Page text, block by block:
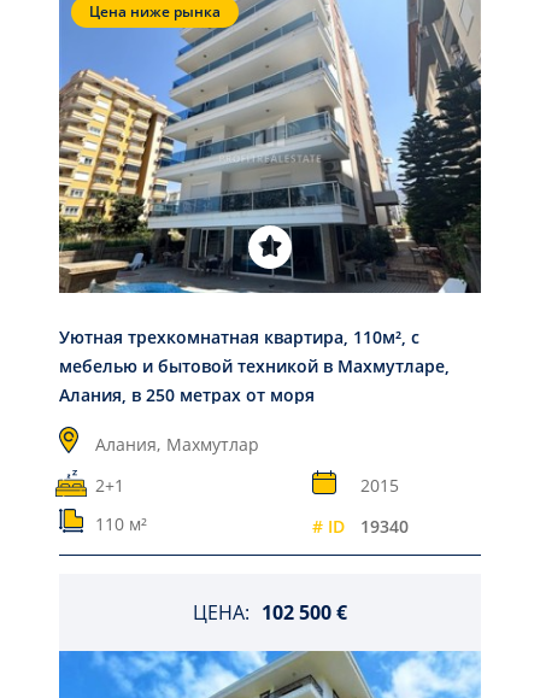
Цена ниже рынка
Уютная трехкомнатная квартира, 110м², с
мебелью и бытовой техникой в Махмутларе,
Алания, в 250 метрах от моря
Алания, Махмутлар
2+1
2015
110 м²
# ID 19340
ЦЕНА: 102 500 €